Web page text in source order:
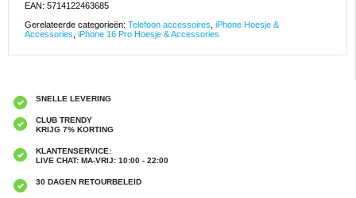
EAN: 5714122463685
Gerelateerde categorieën: Telefoon accessoires iPhone Hoesje &
Accessories iPhone 16 Pro Hoesje & Accessories
SNELLE LEVERING
CLUB TRENDY
KRIJG 7% KORTING
KLANTENSERVICE:
LIVE CHAT: MA-VRIJ: 10:00 - 22:00
30 DAGEN RETOURBELEID